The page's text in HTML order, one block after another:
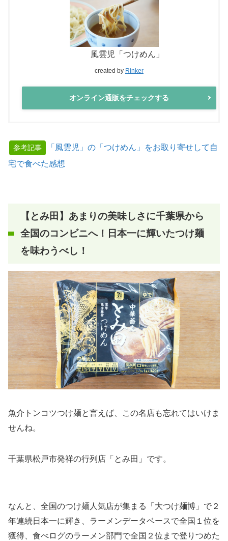
風雲児「つけめん」
created by Rinker
オンライン通販をチェックする
参考記事
「風雲児」の「つけめん」をお取り寄せして自
宅で食べた感想
【とみ田】あまりの美味しさに千葉県から
全国のコンビニへ！日本一に輝いたつけ麺
を味わうべし！
魚介トンコツつけ麺と言えば、この名店も忘れてはいけま
せんね。
千葉県松戸市発祥の行列店「とみ田」です。
なんと、全国のつけ麺人気店が集まる「大つけ麺博」で２
年連続日本一に輝き、ラーメンデータベースで全国１位を
獲得、食べログのラーメン部門で全国２位まで登りつめた